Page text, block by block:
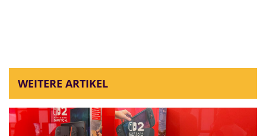
WEITERE ARTIKEL